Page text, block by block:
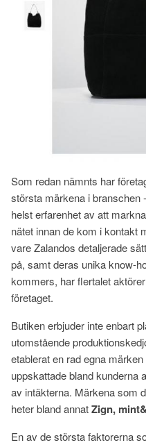
Som redan nämnts har
största märkena i branschen
helst erfarenhet av att
nätet innan de kom i kontakt
vare Zalandos detaljerade
på, samt deras unika know-
kommers, har flertalet
företaget.
Butiken erbjuder inte enbart
utomstående
etablerat en rad egna
uppskattade bland kunderna
av intäkterna. Märkena som
heter bland annatZign,
En av de största faktorerna